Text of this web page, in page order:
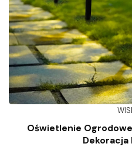
Oświetlenie
Dekoracja